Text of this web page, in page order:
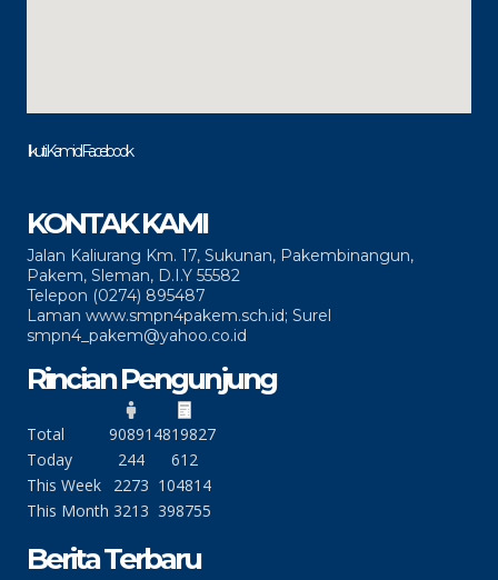
Ikuti Kami di Facebook
KONTAK KAMI
Jalan Kaliurang Km. 17, Sukunan, Pakembinangun,
Pakem, Sleman, D.I.Y 55582
Telepon (0274) 895487
Laman www.smpn4pakem.sch.id; Surel
smpn4_pakem@yahoo.co.id
Rincian Pengunjung
Total 90891 4819827
Today
244
612
This Week
2273 104814
This Month 3213 398755
Berita Terbaru